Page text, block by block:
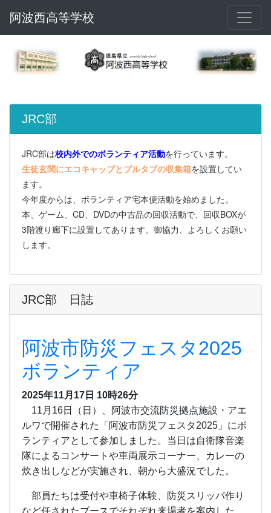
阿波西高等学校
JRC部
JRC部は校内外でのボランティア活動を行っています。
生徒玄関にエコキャップとプルタブの収集箱を設置してい
ます。
今年度からは、ボランティア宅本便活動を始めました。
本、ゲーム、CD、DVDの中古品の回収活動で、回収BOXが
3階渡り廊下に設置してあります。御協力、よろしくお願い
します。
JRC部 日誌
阿波市防災フェスタ2025
ボランティア
2025年11月17日 10時26分
11月16日（日）、
阿波市交流防災拠点施設・アエ
ルワで開催された「阿波市防災フェスタ2025」にボ
ランティアとして参加しました。当日は自衛隊音楽
隊によるコンサートや車両展示コーナー、カレーの
炊き出しなどが実施され、朝から大盛況でした。
部員たちは受付や車椅子体験、防災スリッパ作り
など任されたブースでそれぞれ来場者を案内した